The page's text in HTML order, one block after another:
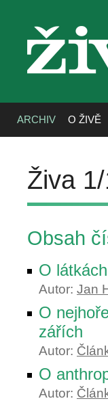
ARCHIV O ŽIVĚ
Živa
Obsah
O
Autor: Jan
O
zářích
Autor:
O
Autor: